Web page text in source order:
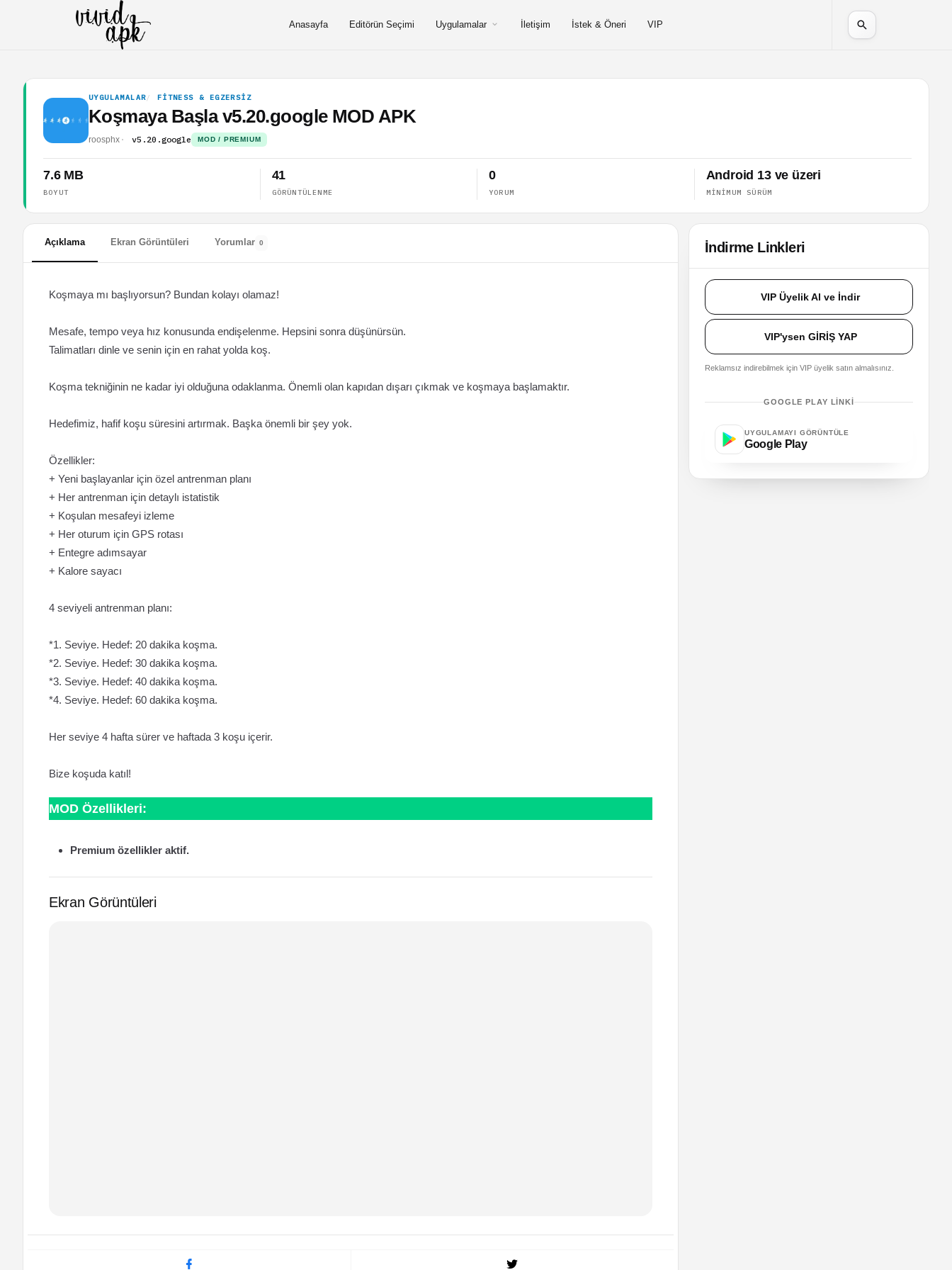
Anasayfa Editörün Seçimi Uygulamalar İletişim İstek & Öneri VIP
UYGULAMALAR FITNESS & EGZERSIZ
Koşmaya Başla v5.20.google MOD APK
roosphx v5.20.google MOD / PREMIUM
7.6 MB
BOYUT
41
GÖRÜNTÜLENME
0
YORUM
Android 13 ve üzeri
MINIMUM SÜRÜM
Açıklama Ekran Görüntüleri Yorumlar 0
Koşmaya mı başlıyorsun? Bundan kolayı olamaz!
Mesafe, tempo veya hız konusunda endişelenme. Hepsini sonra düşünürsün.
Talimatları dinle ve senin için en rahat yolda koş.
Koşma tekniğinin ne kadar iyi olduğuna odaklanma. Önemli olan kapıdan dışarı çıkmak ve koşmaya başlamaktır.
Hedefimiz, hafif koşu süresini artırmak. Başka önemli bir şey yok.
Özellikler:
+ Yeni başlayanlar için özel antrenman planı
+ Her antrenman için detaylı istatistik
+ Koşulan mesafeyi izleme
+ Her oturum için GPS rotası
+ Entegre adımsayar
+ Kalore sayacı
4 seviyeli antrenman planı:
*1. Seviye. Hedef: 20 dakika koşma.
*2. Seviye. Hedef: 30 dakika koşma.
*3. Seviye. Hedef: 40 dakika koşma.
*4. Seviye. Hedef: 60 dakika koşma.
Her seviye 4 hafta sürer ve haftada 3 koşu içerir.
Bize koşuda katıl!
MOD Özellikleri:
Premium özellikler aktif.
Ekran Görüntüleri
İndirme Linkleri
VIP Üyelik Al ve İndir
VIP'ysen GİRİŞ YAP
Reklamsız indirebilmek için VIP üyelik satın almalısınız.
GOOGLE PLAY LINKI
UYGULAMAYI GÖRÜNTÜLE
Google Play